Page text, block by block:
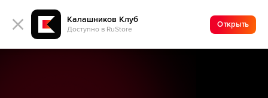
Калашников Клуб
Доступно в RuStore
Открыть